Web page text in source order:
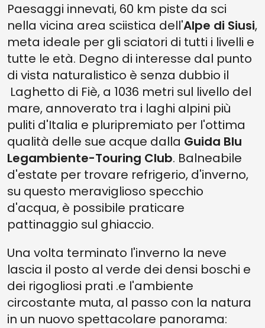
Paesaggi innevati, 60 km piste da sci
nella vicina area sciistica dell'Alpe di Siusi,
meta ideale per gli sciatori di tutti i livelli e
tutte le età. Degno di interesse dal punto
di vista naturalistico è senza dubbio il
Laghetto di Fiè, a 1036 metri sul livello del
mare, annoverato tra i laghi alpini più
puliti d'Italia e pluripremiato per l'ottima
qualità delle sue acque dalla Guida Blu
Legambiente-Touring Club. Balneabile
d'estate per trovare refrigerio, d'inverno,
su questo meraviglioso specchio
d'acqua, è possibile praticare
pattinaggio sul ghiaccio.
Una volta terminato l'inverno la neve
lascia il posto al verde dei densi boschi e
dei rigogliosi prati .e l'ambiente
circostante muta, al passo con la natura
in un nuovo spettacolare panorama: